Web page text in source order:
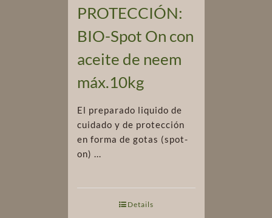
PROTECCIÓN:
BIO-Spot On con
aceite de neem
máx.10kg
El preparado liquido de
cuidado y de protección
en forma de gotas (spot-
on) ...
Details